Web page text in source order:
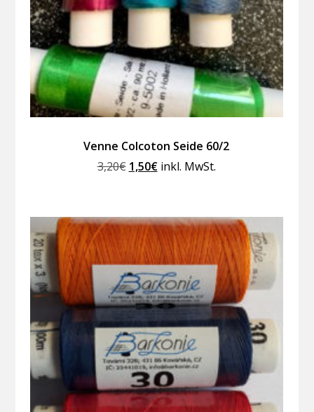
Venne Colcoton Seide 60/2
3,20€ Ursprünglicher
3,20€
1,50€Aktueller
1,50€.
inkl. MwSt.